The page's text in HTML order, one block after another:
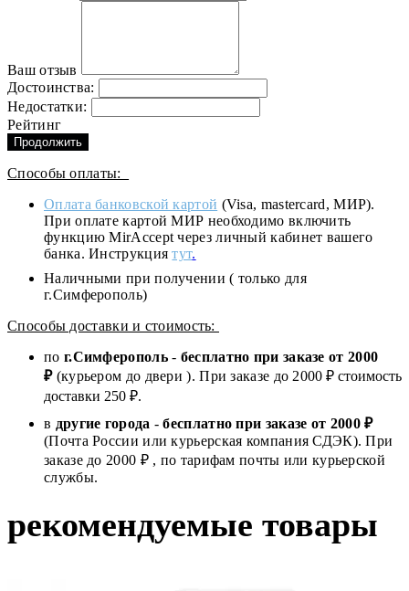
Ваш отзыв
Достоинства:
Недостатки:
Рейтинг
Продолжить
Способы оплаты:
Оплата банковской картой (Visa, mastercard, МИР).
При оплате картой МИР необходимо включить
функцию MirAccept через личный кабинет вашего
банка. Инструкциятут.
Наличными при получении ( только для
г.Симферополь)
Способы доставки и стоимость:
по г.Симферополь- бесплатно при заказе от 2000
₽(курьером до двери ). При заказе до 2000 ₽ стоимость
доставки 250 ₽.
в другие города -бесплатно при заказе от 2000 ₽
(Почта России или курьерская компания СДЭК). При
заказе до 2000 ₽ , по тарифам почты или курьерской
службы.
рекомендуемые товары